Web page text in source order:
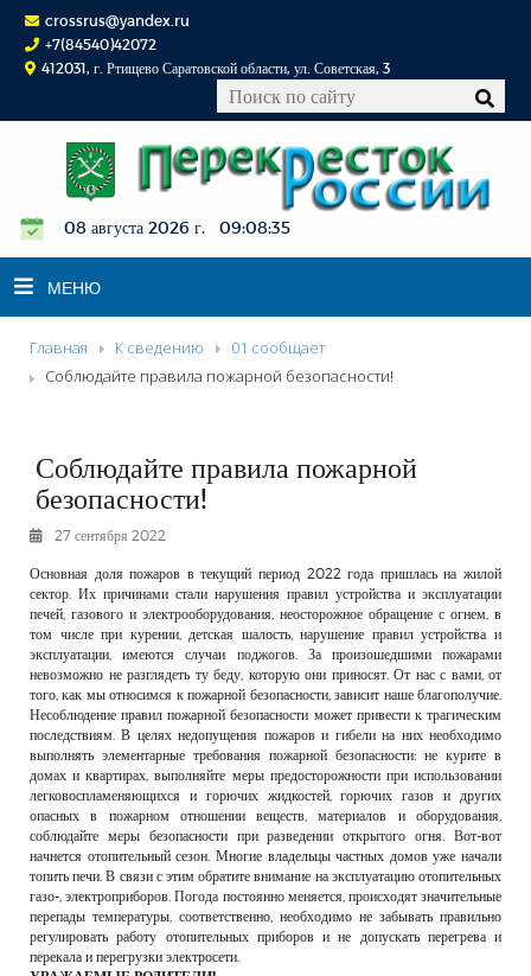
crossrus@yandex.ru
+7(84540)42072
412031, г. Ртищево Саратовской области, ул. Советская, 3
08 августа 2026 г. 09:08:36
МЕНЮ
НОВОСТИ
КОНКУРСЫ
ОБЪЯВЛЕНИЯ
КОНТАКТЫ
Главная К сведению
01 сообщает
Соблюдайте правила пожарной безопасности!
Соблюдайте правила пожарной
безопасности!
27 сентября 2022
Основная доля пожаров в текущий период 2022 года пришлась на жилой
сектор. Их причинами стали нарушения правил устройства и эксплуатации
печей, газового и электрооборудования, неосторожное обращение с огнем, в
том числе при курении, детская шалость, нарушение правил устройства и
эксплуатации, имеются случаи поджогов. За произошедшими пожарами
невозможно не разглядеть ту беду, которую они приносят. От нас с вами, от
того, как мы относимся к пожарной безопасности, зависит наше благополучие.
Несоблюдение правил пожарной безопасности может привести к трагическим
последствиям. В целях недопущения пожаров и гибели на них необходимо
выполнять элементарные требования пожарной безопасности: не курите в
домах и квартирах, выполняйте меры предосторожности при использовании
легковоспламеняющихся и горючих жидкостей, горючих газов и других
опасных в пожарном отношении веществ, материалов и оборудования,
соблюдайте меры безопасности при разведении открытого огня. Вот-вот
начнется отопительный сезон. Многие владельцы частных домов уже начали
топить печи. В связи с этим обратите внимание на эксплуатацию отопительных
газо-, электроприборов. Погода постоянно меняется, происходят значительные
перепады температуры, соответственно, необходимо не забывать правильно
регулировать работу отопительных приборов и не допускать перегрева и
перекала и перегрузки электросети.